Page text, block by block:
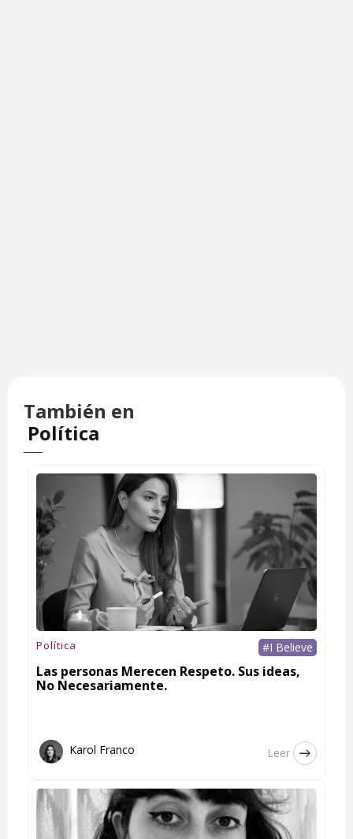
También en
Política
Política #I Believe
Las personas Merecen Respeto. Sus ideas,
No Necesariamente.
Karol Franco Leer